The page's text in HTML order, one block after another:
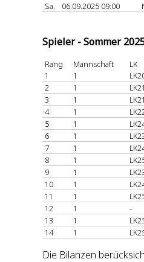
Sa.
06.09.2025 09:00
Spieler - Sommer
Rang Mannschaft
LK
1
1
2
1
3
1
4
1
5
1
6
1
7
1
8
1
9
1
10
1
11
1
12
1
-
13
1
14
1
Die Bilanzen